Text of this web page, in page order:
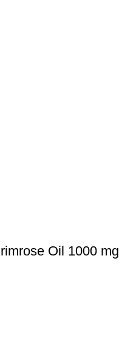
Oil 1000 mg